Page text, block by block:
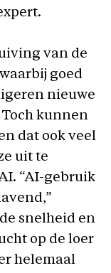
van de
goed
nieuwe
kunnen
dat ook veel
uit te
“AI-gebruik
snelheid en
op de loer
helemaal